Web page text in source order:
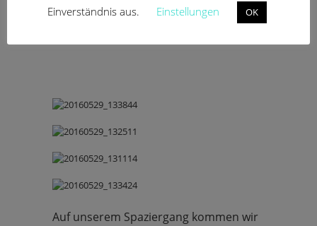
Auf unserem Spaziergang kommen wir
Einverständnis aus. Einstellungen OK